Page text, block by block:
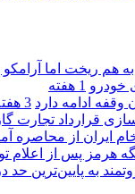
هم ریخت اما
خودرو 1 هفته
ادامه دارد 3 هفته
قرارداد تجارت
هرمز پس از اعلام
حد در ۲۳ سال گذشته